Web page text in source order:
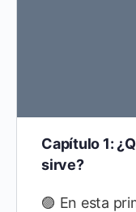
Capítulo 1:
sirve?
🟣 En esta